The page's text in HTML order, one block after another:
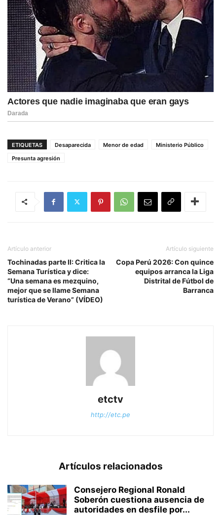
ETIQUETAS Desaparecida Menor de edad
Ministerio Público
Presunta agresión
Artículo anterior
Tochinadas parte II: Critica la
Semana Turística y dice:
“Una semana es mezquino,
mejor que se llame Semana
turística de Verano” (VÍDEO)
Artículo siguiente
Copa Perú 2026: Con quince
equipos arranca la Liga
Distrital de Fútbol de
Barranca
etctv
http://etc.pe
Artículos relacionados
Consejero Regional Ronald
Soberón cuestiona ausencia de
autoridades en desfile por...